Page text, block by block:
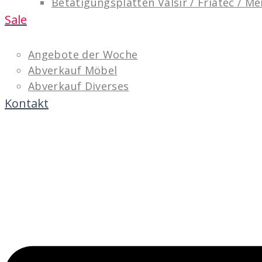
Sale
Angebote der Woche
Abverkauf Möbel
Abverkauf Diverses
Kontakt